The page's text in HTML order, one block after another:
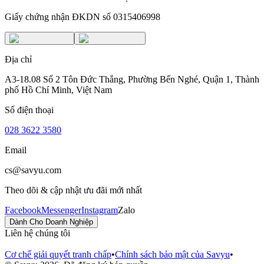
Giấy chứng nhận ĐKDN số 0315406998
Địa chỉ
A3-18.08 Số 2 Tôn Đức Thắng, Phường Bến Nghé, Quận 1, Thành
phố Hồ Chí Minh, Việt Nam
Số điện thoại
028 3622 3580
Email
cs@savyu.com
Theo dõi & cập nhật ưu đãi mới nhất
FacebookMessengerInstagramZalo
Dành Cho Doanh Nghiệp
Liên hệ chúng tôi
Cơ chế giải quyết tranh chấp•Chính sách bảo mật của Savyu•